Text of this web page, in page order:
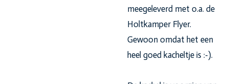
meegeleverd met o.a. de
Holtkamper Flyer.
Gewoon omdat het een
heel goed kacheltje is :-).